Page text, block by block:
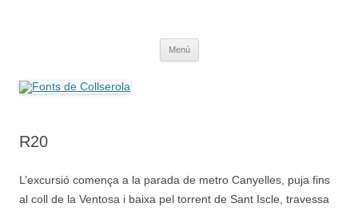
Menú
R20
L’excursió comença a la parada de metro Canyelles, puja fins
al coll de la Ventosa i baixa pel torrent de Sant Iscle, travessa